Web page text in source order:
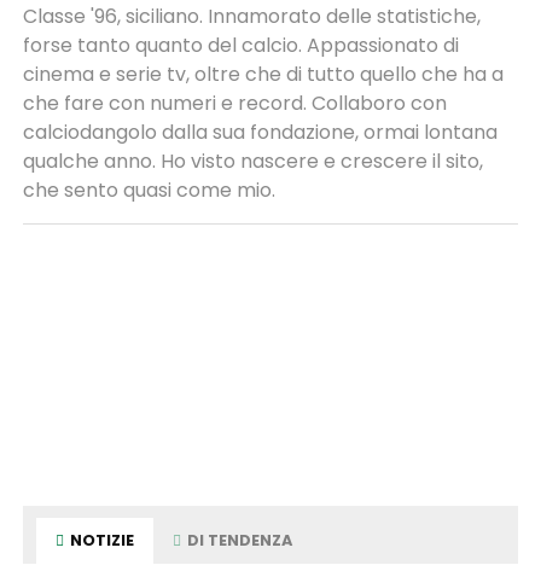
Classe '96, siciliano. Innamorato delle statistiche,
forse tanto quanto del calcio. Appassionato di
cinema e serie tv, oltre che di tutto quello che ha a
che fare con numeri e record. Collaboro con
calciodangolo dalla sua fondazione, ormai lontana
qualche anno. Ho visto nascere e crescere il sito,
che sento quasi come mio.
NOTIZIE DI TENDENZA